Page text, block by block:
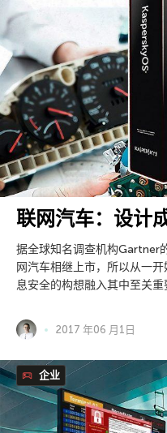
联网汽车：设计
据全球知名调查机构Gartner
网汽车相继上市，所以从一
息安全的构想融入其中至关重
2017 年06 月1日
企业